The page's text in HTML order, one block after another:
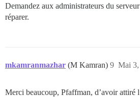
Demandez aux administrateurs du
réparer.
mkamranmazhar (M Kamran) Mai
9
Merci beaucoup, Pfaffman, d’avoir attiré